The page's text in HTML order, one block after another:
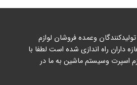
وعمده فروشان لوازم
داران راه اندازی شده است لطفا با
اسپرت وسیستم ماشین به ما در